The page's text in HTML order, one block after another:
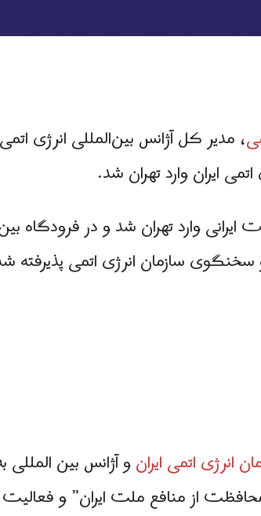
، مدیر کل آژانس بین‌المللی انرژی
وارد تهران شد و در فرودگاه
سازمان انرژی اتمی پذیرفته
انرژی اتمی ایرانو آژانس بین
از منافع ملت ایران” و